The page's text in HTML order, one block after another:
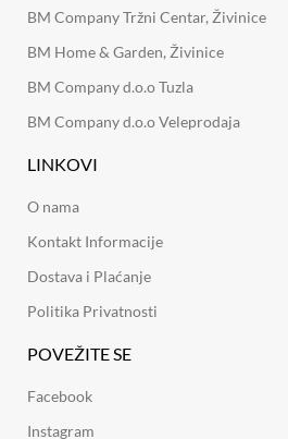
BM Company Tržni Centar, Živinice
BM Home & Garden, Živinice
BM Company d.o.o Tuzla
BM Company d.o.o Veleprodaja
LINKOVI
O nama
Kontakt Informacije
Dostava i Plaćanje
Politika Privatnosti
POVEŽITE SE
Facebook
Instagram